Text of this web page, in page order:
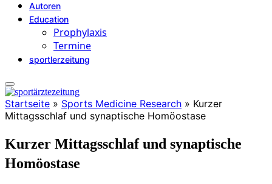
Autoren
Education
Prophylaxis
Termine
sportlerzeitung
Startseite » Sports Medicine Research » Kurzer
Mittagsschlaf und synaptische Homöostase
Kurzer Mittagsschlaf und synaptische
Homöostase